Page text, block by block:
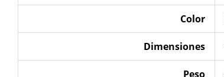
Color
Dimensiones
Peso